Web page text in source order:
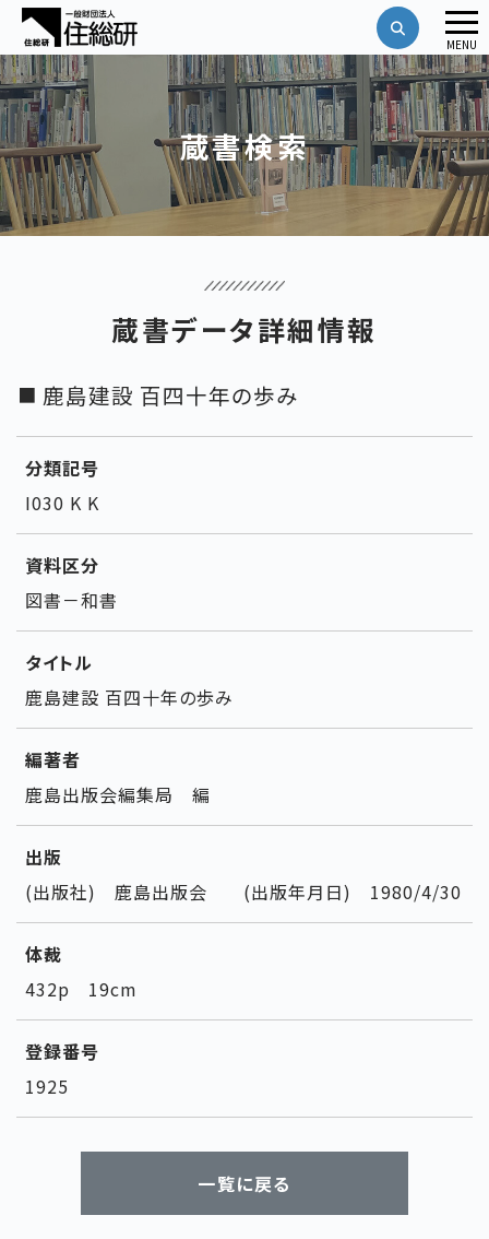
蔵書検索
蔵書データ詳細情報
鹿島建設 百四十年の歩み
分類記号
I030 K K
資料区分
図書－和書
タイトル
鹿島建設 百四十年の歩み
編著者
鹿島出版会編集局 編
出版
(出版社) 鹿島出版会 (出版年月日) 1980/4/30
体裁
432p 19cm
登録番号
1925
一覧に戻る
メ
ニ
ュ
ー
MENU